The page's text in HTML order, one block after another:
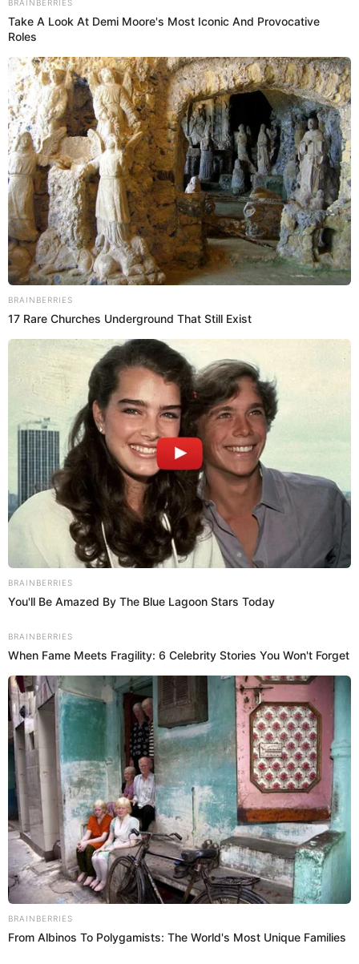
presentaciones. Cabe aclarar que sus ganancias dependen
particulares, feriados o fines de semana.
En un video publicado en sus redes sociales el comediante
Edwin Aurora, él miso señaló una bolsa de plástico y dijo:
“Esto es de los 800 soles diarios que ganamos en
Chabuca, yo gano 24.000 al mes, más que el
presidente (de la
Asociación de Artistas Cómicos Urbanos
Internacionales
(AACUIN)”, sentenció.